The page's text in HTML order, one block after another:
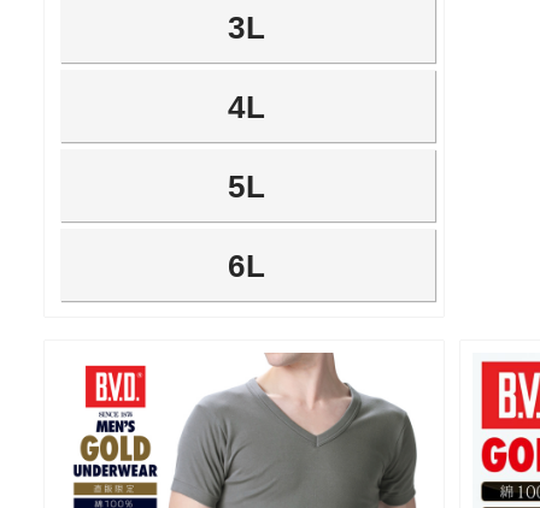
3L
4L
5L
6L